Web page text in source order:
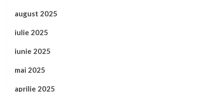
august 2025
iulie 2025
iunie 2025
mai 2025
aprilie 2025